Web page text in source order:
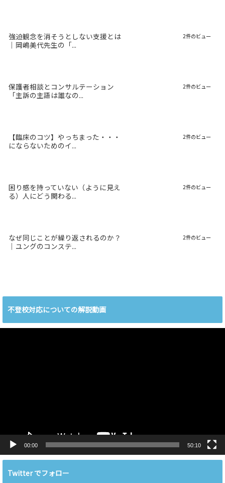
強迫観念を消そうとしない支援とは
｜岡嶋美代先生の「...
2件のビュー
保護者相談とコンサルテーション
「主訴の主語は誰なの...
2件のビュー
【臨床のコツ】やっちまった・・・
にならないためのイ...
2件のビュー
困り感を持っていない（ように見え
る）人にどう関わる...
2件のビュー
なぜ同じことが繰り返されるのか？
｜ユングのコンステ...
2件のビュー
不登校対応についての解説動画
00:00 50:10
Twitter でフォロー